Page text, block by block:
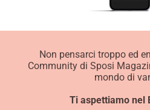
Non pensarci troppo ed
Community di Sposi
mondo di
Ti aspettiamo nel